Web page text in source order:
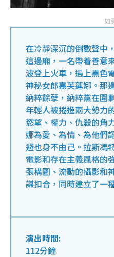
在冷靜深沉的倒數聲中
這邊廂，一名帶着善意
波登上火車，遇上黑色
神秘女郎嘉芙蓮娜。那
納粹餘孽，納粹黨在圍
年輕人被捲進兩大勢力
慾望、權力、仇殺的角
娜為愛、為情、為他們
避也身不由己。拉斯馮
電影和存在主義風格的
張構圖、流動的攝影和
謀扣合，同時建立了一
演出時間:
112分鐘